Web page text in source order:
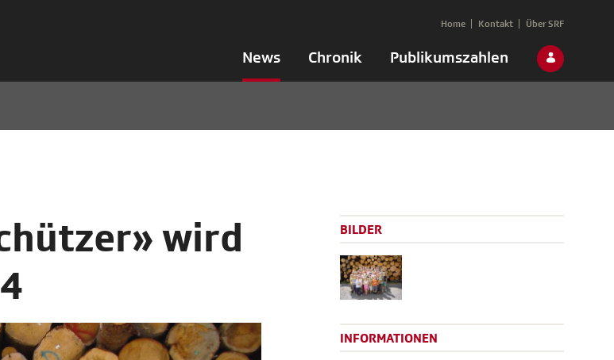
News Chronik Publikumszahlen
Home Kontakt Über SRF
wird
BILDER
INFORMATIONEN